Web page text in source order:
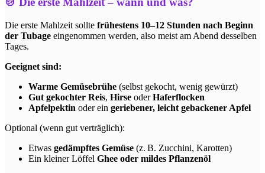
Die erste Mahlzeit sollte frühestens 10–12 Stunden nach Beginn
der Tubage eingenommen werden, also meist am Abend desselben
Tages.
Geeignet sind:
Warme Gemüsebrühe (selbst gekocht, wenig gewürzt)
Gut gekochter Reis, Hirse oderHaferflocken
Apfelpektin oder ein geriebener, leicht gebackener Apfel
Optional (wenn gut verträglich):
Etwas gedämpftes Gemüse (z. B. Zucchini, Karotten)
Ein kleiner Löffel Ghee oder mildes Pflanzenöl